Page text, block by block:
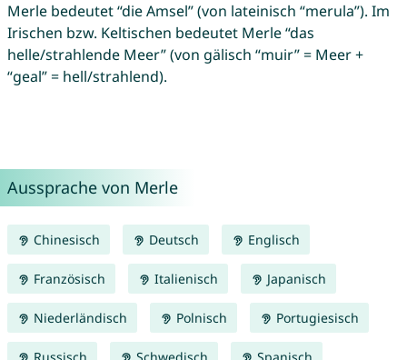
Merle bedeutet “die Amsel” (von lateinisch “merula”). Im
Irischen bzw. Keltischen bedeutet Merle “das
helle/strahlende Meer” (von gälisch “muir” = Meer +
“geal” = hell/strahlend).
Aussprache von Merle
Chinesisch Deutsch Englisch
Französisch Italienisch Japanisch
Niederländisch Polnisch Portugiesisch